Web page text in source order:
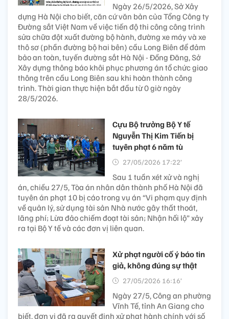
Ngày 26/5/2026, Sở Xây
dựng Hà Nội cho biết, căn cứ văn bản của Tổng Công ty
Đường sắt Việt Nam về việc tiến độ thi công công trình
sửa chữa đột xuất đường bộ hành, đường xe máy và xe
thô sơ (phần đường bộ hai bên) cầu Long Biên để đảm
bảo an toàn, tuyến đường sắt Hà Nội - Đồng Đăng, Sở
Xây dựng thông báo khôi phục phương án tổ chức giao
thông trên cầu Long Biên sau khi hoàn thành công
trình. Thời gian thực hiện bắt đầu từ 0 giờ ngày
28/5/2026.
Cựu Bộ trưởng Bộ Y tế
Nguyễn Thị Kim Tiến bị
tuyên phạt 6 năm tù
27/05/2026 17:22’
Sau 1 tuần xét xử và nghị
án, chiều 27/5, Tòa án nhân dân thành phố Hà Nội đã
tuyên án phạt 10 bị cáo trong vụ án “Vi phạm quy định
về quản lý, sử dụng tài sản Nhà nước gây thất thoát,
lãng phí; Lừa đảo chiếm đoạt tài sản; Nhận hối lộ” xảy
ra tại Bộ Y tế và các đơn vị liên quan.
Xử phạt người cố ý báo tin
giả, không đúng sự thật
27/05/2026 16:16’
Ngày 27/5, Công an phường
Vĩnh Tế, tỉnh An Giang cho
biết, đơn vị đã ra quyết định xử phạt hành chính với số